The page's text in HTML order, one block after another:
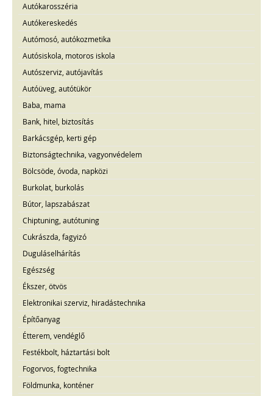
Autókarosszéria
Autókereskedés
Autómosó, autókozmetika
Autósiskola, motoros iskola
Autószerviz, autójavítás
Autóüveg, autótükör
Baba, mama
Bank, hitel, biztosítás
Barkácsgép, kerti gép
Biztonságtechnika, vagyonvédelem
Bölcsöde, óvoda, napközi
Burkolat, burkolás
Bútor, lapszabászat
Chiptuning, autótuning
Cukrászda, fagyizó
Duguláselhárítás
Egészség
Ékszer, ötvös
Elektronikai szerviz, hiradástechnika
Építőanyag
Étterem, vendéglő
Festékbolt, háztartási bolt
Fogorvos, fogtechnika
Földmunka, konténer